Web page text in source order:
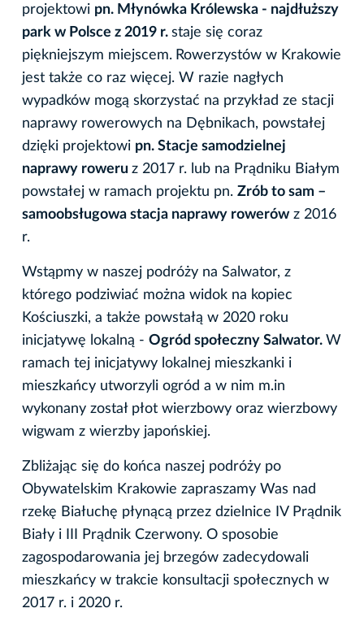
projektowi pn. Młynówka Królewska - najdłuższy
park w Polsce z 2019 r. staje się coraz
piękniejszym miejscem. Rowerzystów w Krakowie
jest także co raz więcej. W razie nagłych
wypadków mogą skorzystać na przykład ze stacji
naprawy rowerowych na Dębnikach, powstałej
dzięki projektowi pn. Stacje samodzielnej
naprawy roweru z 2017 r. lub na Prądniku Białym
powstałej w ramach projektu pn. Zrób to sam –
samoobsługowa stacja naprawy rowerów z 2016
r.
Wstąpmy w naszej podróży na Salwator, z
którego podziwiać można widok na kopiec
Kościuszki, a także powstałą w 2020 roku
inicjatywę lokalną - Ogród społeczny Salwator. W
ramach tej inicjatywy lokalnej mieszkanki i
mieszkańcy utworzyli ogród a w nim m.in
wykonany został płot wierzbowy oraz wierzbowy
wigwam z wierzby japońskiej.
Zbliżając się do końca naszej podróży po
Obywatelskim Krakowie zapraszamy Was nad
rzekę Białuchę płynącą przez dzielnice IV Prądnik
Biały i III Prądnik Czerwony. O sposobie
zagospodarowania jej brzegów zadecydowali
mieszkańcy w trakcie konsultacji społecznych w
2017 r. i 2020 r.